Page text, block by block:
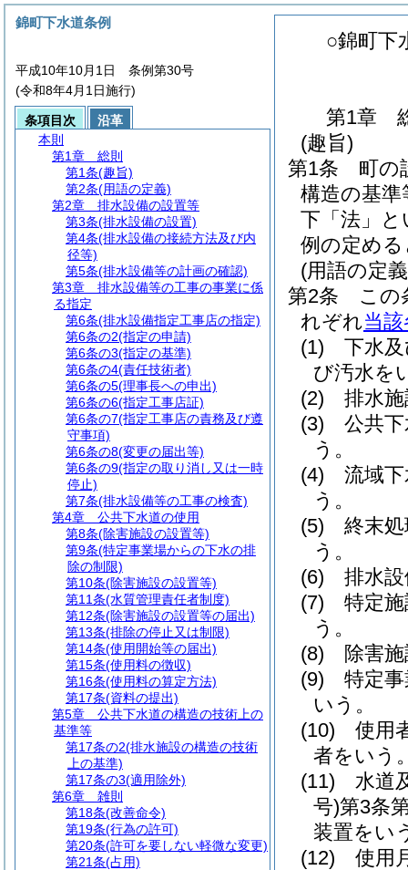
○錦町下
第1章
(趣旨)
第1条
町の
構造の基
下「法」と
例の定め
(用語の定
第2条
この
れぞれ当
(1)
下水
び汚水を
(2)
排水
(3)
公共
う。
(4)
流域
う。
(5)
終末
う。
(6)
排水
(7)
特定
う。
(8)
除害
(9)
特定
いう。
(10)
使用
者をいう
(11)
水道
号)第3条
装置をい
(12)
使用
錦町下水道条例
平成10年10月1日 条例第30号
(令和8年4月1日施行)
条項目次
沿革
本則
第1章
総則
第1条(趣旨)
第2条(用語の定義)
第2章
排水設備の設置等
第3条(排水設備の設置)
第4条(排水設備の接続方法及び内
径等)
第5条(排水設備等の計画の確認)
第3章
排水設備等の工事の事業に係
る指定
第6条(排水設備指定工事店の指定)
第6条の2(指定の申請)
第6条の3(指定の基準)
第6条の4(責任技術者)
第6条の5(理事長への申出)
第6条の6(指定工事店証)
第6条の7(指定工事店の責務及び遵
守事項)
第6条の8(変更の届出等)
第6条の9(指定の取り消し又は一時
停止)
第7条(排水設備等の工事の検査)
第4章
公共下水道の使用
第8条(除害施設の設置等)
第9条(特定事業場からの下水の排
除の制限)
第10条(除害施設の設置等)
第11条(水質管理責任者制度)
第12条(除害施設の設置等の届出)
第13条(排除の停止又は制限)
第14条(使用開始等の届出)
第15条(使用料の徴収)
第16条(使用料の算定方法)
第17条(資料の提出)
第5章
公共下水道の構造の技術上の
基準等
第17条の2(排水施設の構造の技術
上の基準)
第17条の3(適用除外)
第6章
雑則
第18条(改善命令)
第19条(行為の許可)
第20条(許可を要しない軽微な変更)
第21条(占用)